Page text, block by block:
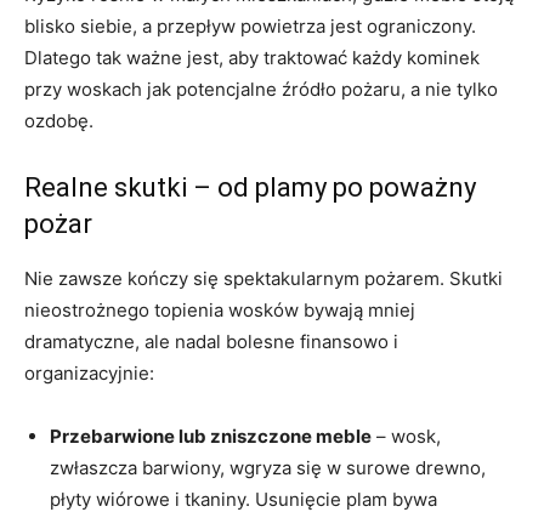
blisko siebie, a przepływ powietrza jest ograniczony.
Dlatego tak ważne jest, aby traktować każdy kominek
przy woskach jak potencjalne źródło pożaru, a nie tylko
ozdobę.
Realne skutki – od plamy po poważny
pożar
Nie zawsze kończy się spektakularnym pożarem. Skutki
nieostrożnego topienia wosków bywają mniej
dramatyczne, ale nadal bolesne finansowo i
organizacyjnie:
Przebarwione lub zniszczone meble – wosk,
zwłaszcza barwiony, wgryza się w surowe drewno,
płyty wiórowe i tkaniny. Usunięcie plam bywa